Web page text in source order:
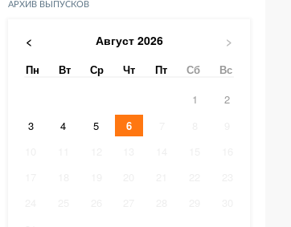
АРХИВ ВЫПУСКОВ
< Август 2026 >
Пн Вт Ср Чт Пт Сб
Вс
1
2
3
4 5 6